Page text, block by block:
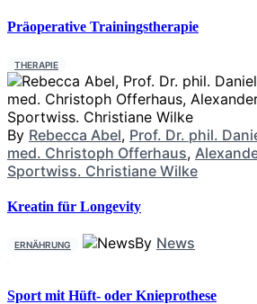
Präoperative Trainingstherapie
THERAPIE
By Rebecca Abel, Prof. Dr. phil.
med. Christoph Offerhaus,
Sportwiss. Christiane Wilke
Kreatin für Longevity
ERNÄHRUNG By News
Sport mit Hüft- oder Knieprothese